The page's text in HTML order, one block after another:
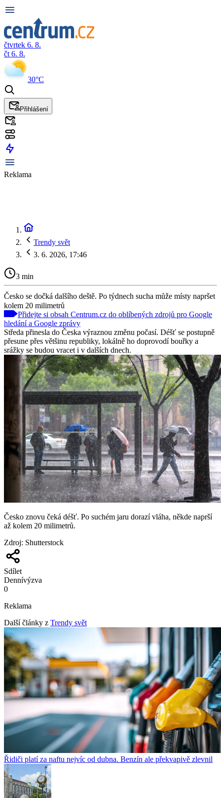
čtvrtek 6. 8.
čt 6. 8.
30°C
Přihlášení
Reklama
Trendy svět
3. 6. 2026, 17:46
3 min
Česko se dočká dalšího deště. Po týdnech sucha může místy napršet
kolem 20 milimetrů
Přidejte si obsah Centrum.cz do oblíbených zdrojů pro Google
hledání a Google zprávy
Středa přinesla do Česka výraznou změnu počasí. Déšť se postupně
přesune přes většinu republiky, lokálně ho doprovodí bouřky a
srážky se budou vracet i v dalších dnech.
Česko znovu čeká déšť. Po suchém jaru dorazí vláha, někde naprší
až kolem 20 milimetrů.
Zdroj: Shutterstock
Sdílet
Dennívýzva
0
Reklama
Další články z Trendy svět
Řidiči platí za naftu nejvíc od dubna. Benzín ale překvapivě zlevnil